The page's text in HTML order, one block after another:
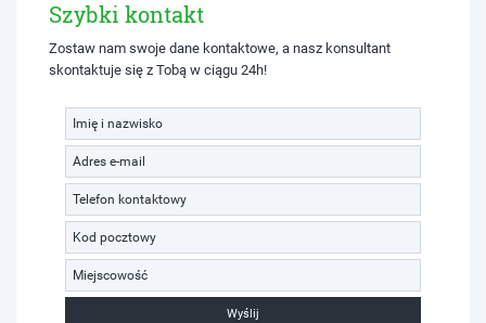
Szybki kontakt
Zostaw nam swoje dane kontaktowe, a nasz konsultant
skontaktuje się z Tobą w ciągu 24h!
Wyślij